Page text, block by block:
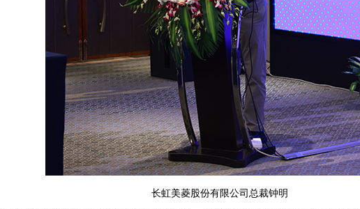
长虹美菱股份有限公司总裁钟明